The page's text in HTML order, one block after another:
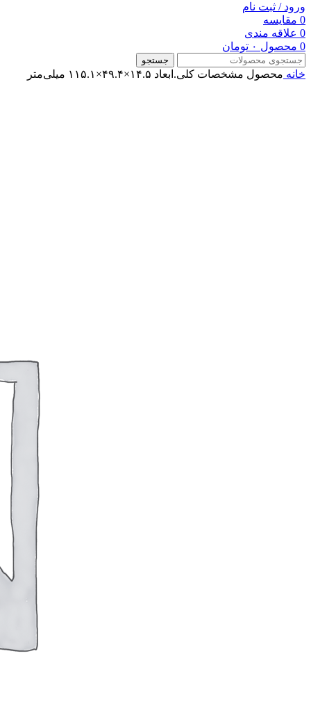
ورود / ثبت نام
0 مقایسه
0 علاقه مندی
0 محصول ۰ تومان
جستجو
خانه محصول مشخصات کلی.ابعاد ۱۴.۵×۴۹.۴×۱۱۵.۱ میلی‌متر